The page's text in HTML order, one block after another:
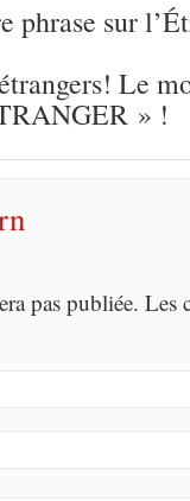
phrase sur
Le
» !
pas publiée.